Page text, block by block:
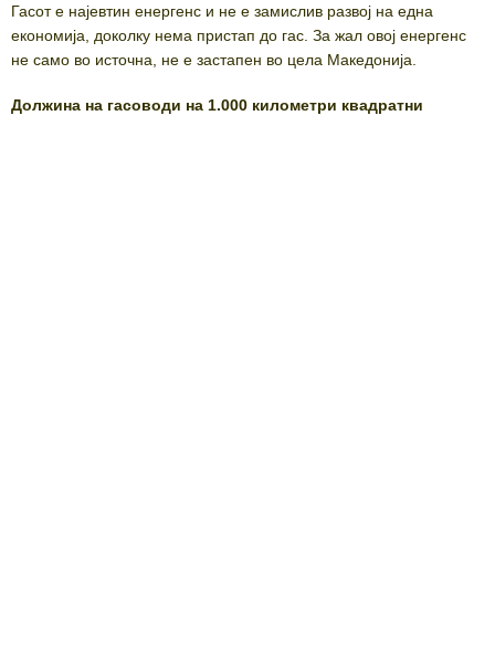
Гасот е најевтин енергенс и не е замислив развој на една
економија, доколку нема пристап до гас. За жал овој енергенс
не само во источна, не е застапен во цела Македонија.
Должина на гасоводи на 1.000 километри квадратни